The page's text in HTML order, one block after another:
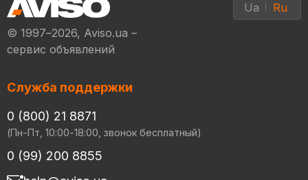
© 1997–2026, Aviso.ua –
сервис объявлений
Ua Ru
Служба поддержки
0 (800) 21 8871
(Пн-Пт, 10:00-18:00, звонок бесплатный)
0 (99) 200 8855